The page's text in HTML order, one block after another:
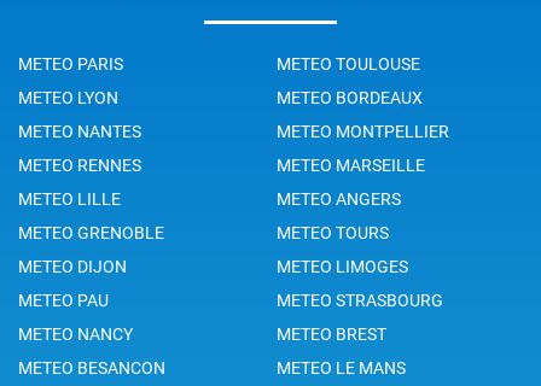
METEO PARIS
METEO TOULOUSE
METEO LYON
METEO BORDEAUX
METEO NANTES
METEO MONTPELLIER
METEO RENNES
METEO MARSEILLE
METEO LILLE
METEO ANGERS
METEO GRENOBLE
METEO TOURS
METEO DIJON
METEO LIMOGES
METEO PAU
METEO STRASBOURG
METEO NANCY
METEO BREST
METEO BESANCON
METEO LE MANS